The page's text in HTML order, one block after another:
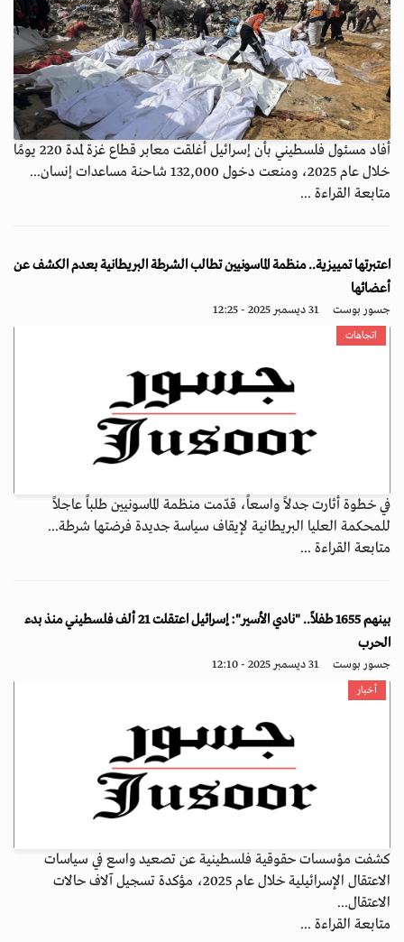
أفاد مسئول فلسطيني بأن إسرائيل أغلقت معابر قطاع غزة لمدة 220 يومًا
خلال عام 2025، ومنعت دخول 132,000 شاحنة مساعدات إنسان...
متابعة القراءة ...
اعتبرتها تمييزية.. منظمة الماسونيين تطالب الشرطة البريطانية بعدم الكشف عن
أعضائها
جسور بوست 31 ديسمبر 2025 - 12:25
اتجاهات
في خطوة أثارت جدلاً واسعاً، قدّمت منظمة الماسونيين طلباً عاجلاً
للمحكمة العليا البريطانية لإيقاف سياسة جديدة فرضتها شرطة...
متابعة القراءة ...
بينهم 1655 طفلاً.. "نادي الأسير": إسرائيل اعتقلت 21 ألف فلسطيني منذ بدء
الحرب
جسور بوست 31 ديسمبر 2025 - 12:10
أخبار
كشفت مؤسسات حقوقية فلسطينية عن تصعيد واسع في سياسات
الاعتقال الإسرائيلية خلال عام 2025، مؤكدة تسجيل آلاف حالات
الاعتقال...
متابعة القراءة ...